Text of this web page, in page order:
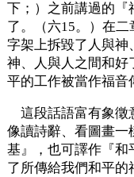
下；）之前講過的『
了。（六15。）在
字架上拆毀了人與神
神、人與人之間和好
平的工作被當作福音
這段話語富有象徵
像讀詩辭、看圖畫一
基』，也可譯作『和
了所傳給我們和平的